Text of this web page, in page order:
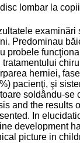
lombar la
Predominau
probele
tratamentului
herniei,
pacienţi, şi
soldându-se
and the results
In
development
picture in